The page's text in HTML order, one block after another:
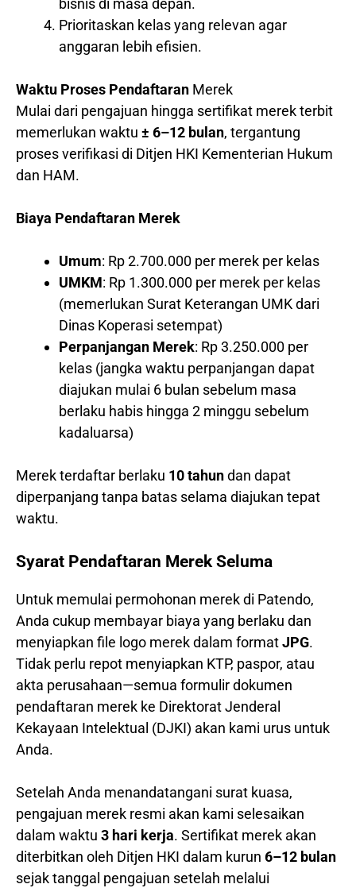
bisnis di masa depan.
Prioritaskan kelas yang relevan agar
anggaran lebih efisien.
Waktu Proses Pendaftaran Merek
Mulai dari pengajuan hingga sertifikat merek terbit
memerlukan waktu ± 6–12 bulan, tergantung
proses verifikasi di Ditjen HKI Kementerian Hukum
dan HAM.
Biaya Pendaftaran Merek
Umum: Rp 2.700.000 per merek per kelas
UMKM: Rp 1.300.000 per merek per kelas
(memerlukan Surat Keterangan UMK dari
Dinas Koperasi setempat)
Perpanjangan Merek: Rp 3.250.000 per
kelas (jangka waktu perpanjangan dapat
diajukan mulai 6 bulan sebelum masa
berlaku habis hingga 2 minggu sebelum
kadaluarsa)
Merek terdaftar berlaku 10 tahundan dapat
diperpanjang tanpa batas selama diajukan tepat
waktu.
Syarat Pendaftaran Merek Seluma
Untuk memulai permohonan merek di Patendo,
Anda cukup membayar biaya yang berlaku dan
menyiapkan file logo merek dalam formatJPG.
Tidak perlu repot menyiapkan KTP, paspor, atau
akta perusahaan—semua formulir dokumen
pendaftaran merek ke Direktorat Jenderal
Kekayaan Intelektual (DJKI) akan kami urus untuk
Anda.
Setelah Anda menandatangani surat kuasa,
pengajuan merek resmi akan kami selesaikan
dalam waktu 3 hari kerja. Sertifikat merek akan
diterbitkan oleh Ditjen HKI dalam kurun 6–12 bulan
sejak tanggal pengajuan setelah melalui